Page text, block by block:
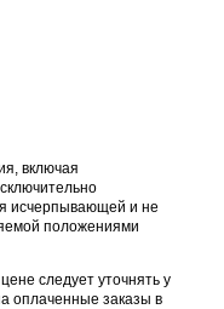
включая
исчерпывающей и не
положениями
следует уточнять у
оплаченные заказы в